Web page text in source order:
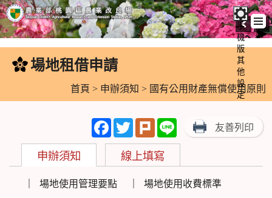
跳
內
手
機
版
其
他
設
定
場地租借申請
首頁 > 申辦須知 > 國有公用財產無償使用原則
FacebookTwitterPlurk Line 友善列印
申辦須知 線上填寫
場地使用管理要點
場地使用收費標準